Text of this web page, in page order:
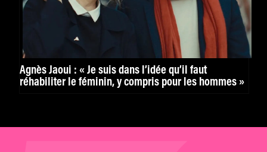
Agnès Jaoui : « Je suis dans l’idée qu’il faut
réhabiliter le féminin, y compris pour les hommes »